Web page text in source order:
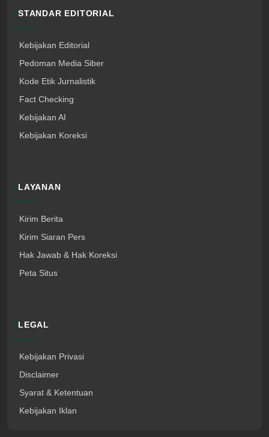
STANDAR EDITORIAL
Kebijakan Editorial
Pedoman Media Siber
Kode Etik Jurnalistik
Fact Checking
Kebijakan AI
Kebijakan Koreksi
LAYANAN
Kirim Berita
Kirim Siaran Pers
Hak Jawab & Hak Koreksi
Peta Situs
LEGAL
Kebijakan Privasi
Disclaimer
Syarat & Ketentuan
Kebijakan Iklan